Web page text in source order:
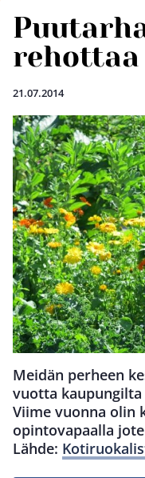
rehottaa
21.07.2014
Meidän perheen
vuotta
Viime vuonna olin
opintovapaalla
Lähde: